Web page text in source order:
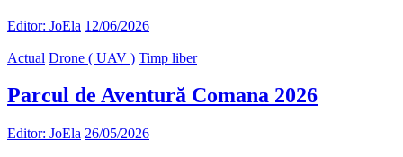
Editor: JoEla 12/06/2026
Actual Drone ( UAV ) Timp liber
Parcul de Aventură Comana 2026
Editor: JoEla 26/05/2026